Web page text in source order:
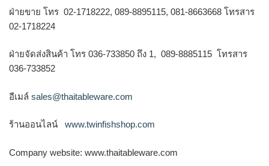
ฝ่ายขาย โทร 02-1718222, 089-8895115, 081-8663668 โทรสาร
02-1718224
ฝ่ายจัดส่งสินค้า โทร 036-733850 ถึง 1, 089-8885115 โทรสาร
036-733852
อีเมล์ sales@thaitableware.com
ร้านออนไลน์ www.twinfishshop.com
Company website: www.thaitableware.com